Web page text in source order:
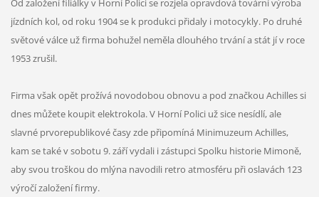
Od založení filiálky v Horní Polici se rozjela opravdová tovární výroba
jízdních kol, od roku 1904 se k produkci přidaly i motocykly. Po druhé
světové válce už firma bohužel neměla dlouhého trvání a stát jí v roce
1953 zrušil.
Firma však opět prožívá novodobou obnovu a pod značkou Achilles si
dnes můžete koupit elektrokola. V Horní Polici už sice nesídlí, ale
slavné prvorepublikové časy zde připomíná Minimuzeum Achilles,
kam se také v sobotu 9. září vydali i zástupci Spolku historie Mimoně,
aby svou troškou do mlýna navodili retro atmosféru při oslavách 123
výročí založení firmy.